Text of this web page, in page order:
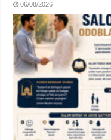
06/08/2026